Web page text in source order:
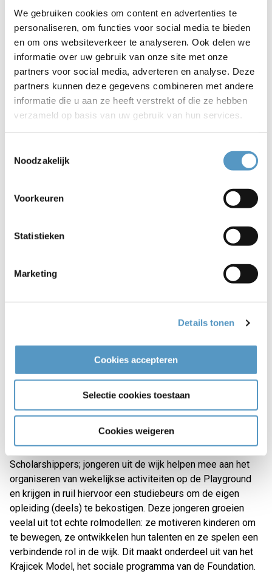
We gebruiken cookies om content en advertenties te
personaliseren, om functies voor social media te bieden
en om ons websiteverkeer te analyseren. Ook delen we
informatie over uw gebruik van onze site met onze
partners voor social media, adverteren en analyse. Deze
partners kunnen deze gegevens combineren met andere
informatie die u aan ze heeft verstrekt of die ze hebben
verzameld op basis van uw gebruik van hun services.
Noodzakelijk
Voorkeuren
Statistieken
Marketing
Details tonen
Cookies accepteren
Selectie cookies toestaan
Cookies weigeren
Scholarshippers, dat is echt uniek!”
Sporters, ondernemers en supporters brachten maar liefst
€155.000 bij elkaar. De gemeente Katwijk steunde het
initiatief, waardoor er een mooie samenwerking op gang
kwam. Wethouder Spek: “Het mooiste aan dit project is dat
het vanuit een gezamenlijke ambitie is ontstaan. Dankzij de
voor de wijk is.”
Structurele beweegactiviteiten
zich enthousiast op de dans-, volleybal en
voetbalactiviteiten die Welzijnskwartier georganiseerd had.
een actieve rol spelen in de programmering. Joost
Playground is dat kinderen en jongeren hier vrijblijvend
samen kunnen sporten, bewegen en elkaar ontmoeten. Of je
wilt doen: er is ruimte voor iedereen. Welzijnskwartier gaat
hier daarom ook wekelijks activiteiten organiseren. Zo blijft
deze plek niet alleen mooi, maar vooral ook levendig en
toegankelijk voor de hele wijk.”
Vanaf september zullen de professionals van
Welzijnskwartier ook begeleiding bieden aan Krajicek
Scholarshippers; jongeren uit de wijk helpen mee aan het
organiseren van wekelijkse activiteiten op de Playground
en krijgen in ruil hiervoor een studiebeurs om de eigen
opleiding (deels) te bekostigen. Deze jongeren groeien
veelal uit tot echte rolmodellen: ze motiveren kinderen om
te bewegen, ze ontwikkelen hun talenten en ze spelen een
verbindende rol in de wijk. Dit maakt onderdeel uit van het
Krajicek Model, het sociale programma van de Foundation.